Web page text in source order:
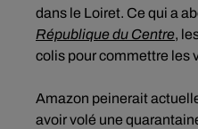
dans le Loiret. Ce qui a
République du Centre,
colis pour commettre les
Amazon peinerait
avoir volé une